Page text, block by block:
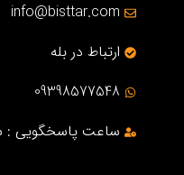
info@bisttar.com
ارتباط در بله
09398577548
ساعت پاسخگویی : شنبه تا